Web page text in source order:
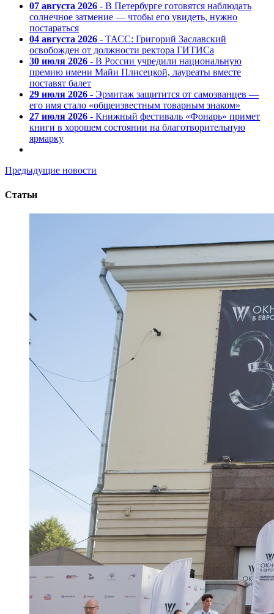
07 августа 2026 - В Петербурге готовятся наблюдать
солнечное затмение — чтобы его увидеть, нужно
постараться
04 августа 2026 - ТАСС: Григорий Заславский
освобожден от должности ректора ГИТИСа
30 июля 2026 - В России учредили национальную
премию имени Майи Плисецкой, лауреаты вместе
поставят балет
29 июля 2026 - Эрмитаж защитится от самозванцев —
его имя стало «общеизвестным товарным знаком»
27 июля 2026 - Книжный фестиваль «Фонарь» примет
книги в хорошем состоянии на благотворительную
ярмарку
Предыдущие новости
Статьи